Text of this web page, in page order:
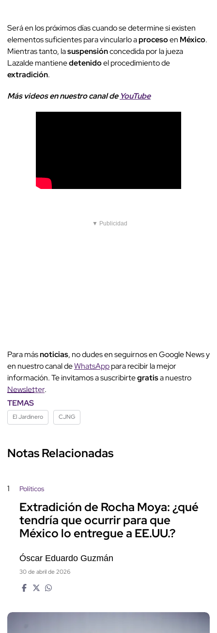
Será en los próximos días cuando se determine si existen
elementos suficientes para vincularlo aprocesoen México.
Mientras tanto, lasuspensiónconcedida por la jueza
Lazalde mantienedetenidoel procedimiento de
extradición.
Más videosen nuestro canal de YouTube
▼ Publicidad
Para másnoticias, no dudes en seguirnos en Google News y
en nuestro canal deWhatsApppara recibir la mejor
información. Te invitamos a suscribirtegratisa nuestro
Newsletter.
TEMAS
El Jardinero CJNG
Notas Relacionadas
1 Políticos
Extradición de Rocha Moya: ¿qué
tendría que ocurrir para que
México lo entregue a EE.UU.?
Óscar Eduardo Guzmán
30 de abril de 2026